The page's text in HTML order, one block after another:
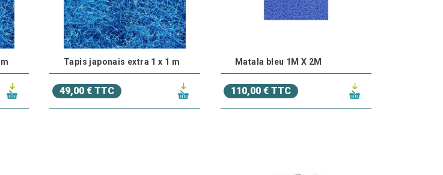
et d'Installation
sont faciles à installer et peuvent être utilisées avec la plupart des
différentes formes :billes, perles, blocsoucylindres, pour s'adapter à tous types de
s’intègrent directement dans le compartiment de filtration de votre bassin ou mini
Tapis japonais extra 1 x 1 m
49,00 € TTC
Matala bleu 1M X 2M
110,00 € TTC